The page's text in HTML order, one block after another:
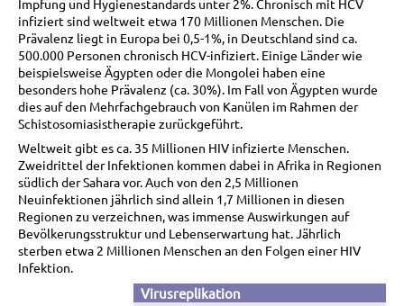
Impfung und Hygienestandards unter 2%. Chronisch mit HCV
infiziert sind weltweit etwa 170 Millionen Menschen. Die
Prävalenz liegt in Europa bei 0,5-1%, in Deutschland sind ca.
500.000 Personen chronisch HCV-infiziert. Einige Länder wie
beispielsweise Ägypten oder die Mongolei haben eine
besonders hohe Prävalenz (ca. 30%). Im Fall von Ägypten wurde
dies auf den Mehrfachgebrauch von Kanülen im Rahmen der
Schistosomiasistherapie zurückgeführt.
Weltweit gibt es ca. 35 Millionen HIV infizierte Menschen.
Zweidrittel der Infektionen kommen dabei in Afrika in Regionen
südlich der Sahara vor. Auch von den 2,5 Millionen
Neuinfektionen jährlich sind allein 1,7 Millionen in diesen
Regionen zu verzeichnen, was immense Auswirkungen auf
Bevölkerungsstruktur und Lebenserwartung hat. Jährlich
sterben etwa 2 Millionen Menschen an den Folgen einer HIV
Infektion.
Virusreplikation